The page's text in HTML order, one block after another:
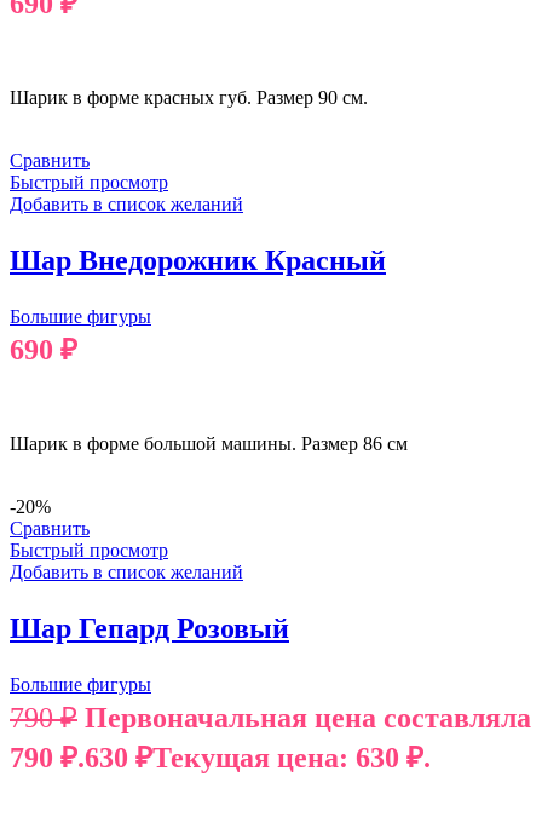
Шарик в форме красных губ. Размер 90 см.
Сравнить
Быстрый просмотр
Добавить в список желаний
Шар Внедорожник Красный
Большие фигуры
690 ₽
Шарик в форме большой машины. Размер 86 см
-20%
Сравнить
Быстрый просмотр
Добавить в список желаний
Шар Гепард Розовый
Большие фигуры
790₽ Первоначальная цена составляла
790 ₽.630 ₽Текущая цена: 630 ₽.